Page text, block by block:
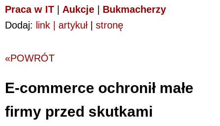
Praca w IT Aukcje
Bukmacherzy
Dodaj: link | artykuł| stronę
«POWRÓT
E-commerce ochronił małe
firmy przed skutkami